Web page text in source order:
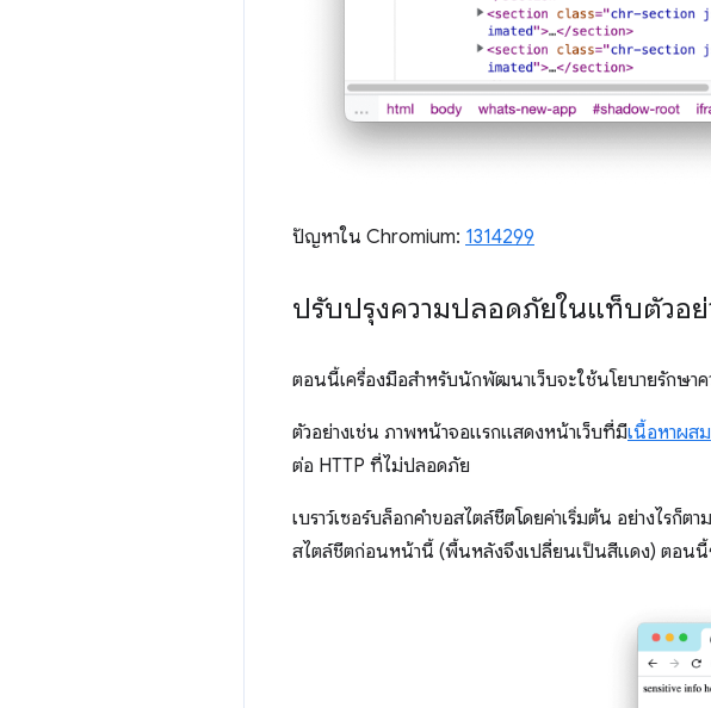
ปัญหาใน Chromium: 1314299
ปรับปรุงความปลอดภัยในแท็บตัวอย่
ตอนนี้เครื่องมือสำหรับนักพัฒนาเว็บจะใช้นโยบายรักษา
ตัวอย่างเช่น ภาพหน้าจอแรกแสดงหน้าเว็บที่มีเนื้อหาผสม
ต่อ HTTP ที่ไม่ปลอดภัย
เบราว์เซอร์บล็อกคำขอสไตล์ชีตโดยค่าเริ่มต้น อย่างไรก็
สไตล์ชีตก่อนหน้านี้ (พื้นหลังจึงเปลี่ยนเป็นสีแดง) ตอน